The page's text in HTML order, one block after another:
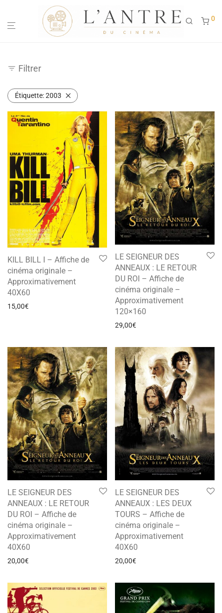
0
Filtrer
Étiquette:2003
KILL BILL I – Affiche de
cinéma originale –
Approximativement
40X60
15,00€
LE SEIGNEUR DES
ANNEAUX : LE RETOUR
DU ROI – Affiche de
cinéma originale –
Approximativement
120×160
29,00€
LE SEIGNEUR DES
ANNEAUX : LE RETOUR
DU ROI – Affiche de
cinéma originale –
Approximativement
40X60
20,00€
LE SEIGNEUR DES
ANNEAUX : LES DEUX
TOURS – Affiche de
cinéma originale –
Approximativement
40X60
20,00€